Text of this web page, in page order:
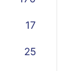
17
25